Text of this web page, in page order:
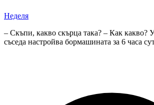
Неделя
– Скъпи, какво скърца така? – Как какво?
съседа настройва бормашината за 6 часа